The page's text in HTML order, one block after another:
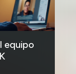
equipo